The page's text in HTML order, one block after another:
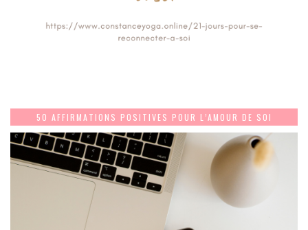
50 AFFIRMATIONS POSITIVES POUR L’AMOUR DE SOI